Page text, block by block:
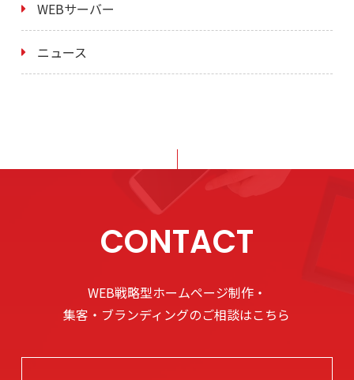
WEBサーバー
ニュース
CONTACT
WEB戦略型ホームページ制作・
集客・ブランディングのご相談はこちら